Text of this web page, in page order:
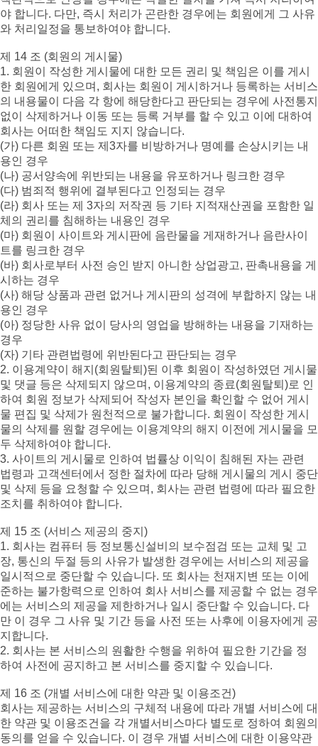
야 합니다. 다만, 즉시 처리가 곤란한 경우에는 회원에게 그 사유
와 처리일정을 통보하여야 합니다.
제 14 조 (회원의 게시물)
1. 회원이 작성한 게시물에 대한 모든 권리 및 책임은 이를 게시
한 회원에게 있으며, 회사는 회원이 게시하거나 등록하는 서비스
의 내용물이 다음 각 항에 해당한다고 판단되는 경우에 사전통지
없이 삭제하거나 이동 또는 등록 거부를 할 수 있고 이에 대하여
회사는 어떠한 책임도 지지 않습니다.
(가) 다른 회원 또는 제3자를 비방하거나 명예를 손상시키는 내
용인 경우
(나) 공서양속에 위반되는 내용을 유포하거나 링크한 경우
(다) 범죄적 행위에 결부된다고 인정되는 경우
(라) 회사 또는 제 3자의 저작권 등 기타 지적재산권을 포함한 일
체의 권리를 침해하는 내용인 경우
(마) 회원이 사이트와 게시판에 음란물을 게재하거나 음란사이
트를 링크한 경우
(바) 회사로부터 사전 승인 받지 아니한 상업광고, 판촉내용을 게
시하는 경우
(사) 해당 상품과 관련 없거나 게시판의 성격에 부합하지 않는 내
용인 경우
(아) 정당한 사유 없이 당사의 영업을 방해하는 내용을 기재하는
경우
(자) 기타 관련법령에 위반된다고 판단되는 경우
2. 이용계약이 해지(회원탈퇴)된 이후 회원이 작성하였던 게시물
및 댓글 등은 삭제되지 않으며, 이용계약의 종료(회원탈퇴)로 인
하여 회원 정보가 삭제되어 작성자 본인을 확인할 수 없어 게시
물 편집 및 삭제가 원천적으로 불가합니다. 회원이 작성한 게시
물의 삭제를 원할 경우에는 이용계약의 해지 이전에 게시물을 모
두 삭제하여야 합니다.
3. 사이트의 게시물로 인하여 법률상 이익이 침해된 자는 관련
법령과 고객센터에서 정한 절차에 따라 당해 게시물의 게시 중단
및 삭제 등을 요청할 수 있으며, 회사는 관련 법령에 따라 필요한
조치를 취하여야 합니다.
제 15 조 (서비스 제공의 중지)
1. 회사는 컴퓨터 등 정보통신설비의 보수점검 또는 교체 및 고
장, 통신의 두절 등의 사유가 발생한 경우에는 서비스의 제공을
일시적으로 중단할 수 있습니다. 또 회사는 천재지변 또는 이에
준하는 불가항력으로 인하여 회사 서비스를 제공할 수 없는 경우
에는 서비스의 제공을 제한하거나 일시 중단할 수 있습니다. 다
만 이 경우 그 사유 및 기간 등을 사전 또는 사후에 이용자에게 공
지합니다.
2. 회사는 본 서비스의 원활한 수행을 위하여 필요한 기간을 정
하여 사전에 공지하고 본 서비스를 중지할 수 있습니다.
제 16 조 (개별 서비스에 대한 약관 및 이용조건)
회사는 제공하는 서비스의 구체적 내용에 따라 개별 서비스에 대
한 약관 및 이용조건을 각 개별서비스마다 별도로 정하여 회원의
동의를 얻을 수 있습니다. 이 경우 개별 서비스에 대한 이용약관